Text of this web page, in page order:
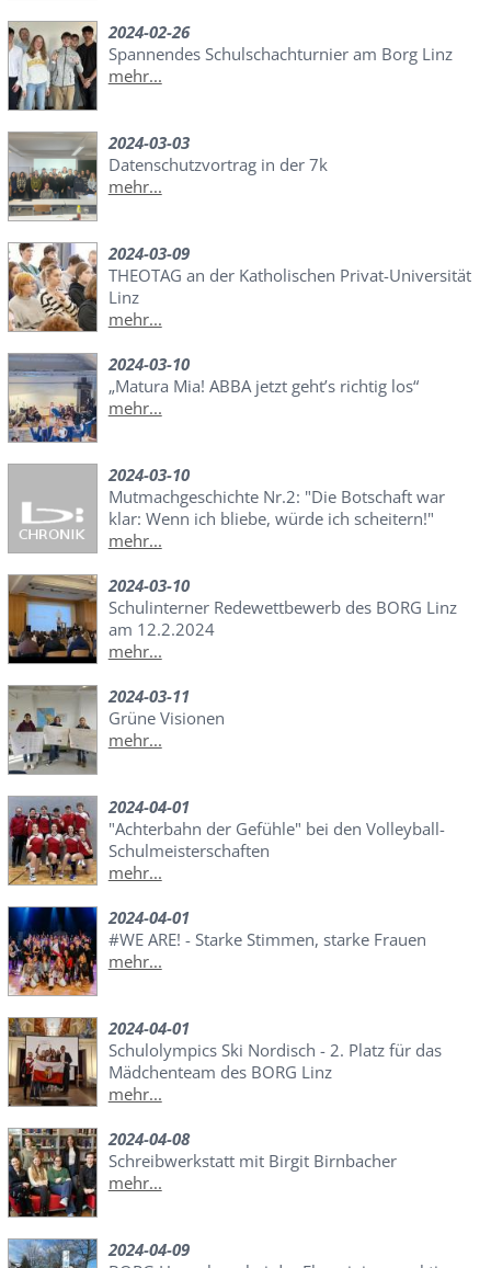
2024-02-26
Spannendes Schulschachturnier am Borg Linz
mehr...
2024-03-03
Datenschutzvortrag in der 7k
mehr...
2024-03-09
THEOTAG an der Katholischen Privat-Universität
Linz
mehr...
2024-03-10
„Matura Mia! ABBA jetzt geht’s richtig los“
mehr...
2024-03-10
Mutmachgeschichte Nr.2: "Die Botschaft war
klar: Wenn ich bliebe, würde ich scheitern!"
mehr...
2024-03-10
Schulinterner Redewettbewerb des BORG Linz
am 12.2.2024
mehr...
2024-03-11
Grüne Visionen
mehr...
2024-04-01
"Achterbahn der Gefühle" bei den Volleyball-
Schulmeisterschaften
mehr...
2024-04-01
#WE ARE! - Starke Stimmen, starke Frauen
mehr...
2024-04-01
Schulolympics Ski Nordisch - 2. Platz für das
Mädchenteam des BORG Linz
mehr...
2024-04-08
Schreibwerkstatt mit Birgit Birnbacher
mehr...
2024-04-09